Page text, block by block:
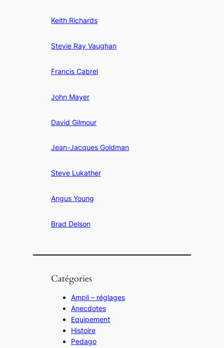
Keith Richards
Stevie Ray Vaughan
Francis Cabrel
John Mayer
David Gilmour
Jean-Jacques Goldman
Steve Lukather
Angus Young
Brad Delson
Catégories
Ampli – réglages
Anecdotes
Equipement
Histoire
Pedago